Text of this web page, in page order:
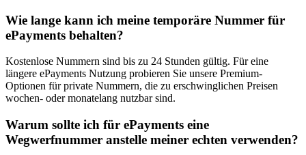
Wie lange kann ich meine temporäre Nummer für
ePayments behalten?
Kostenlose Nummern sind bis zu 24 Stunden gültig. Für eine
längere ePayments Nutzung probieren Sie unsere Premium-
Optionen für private Nummern, die zu erschwinglichen Preisen
wochen- oder monatelang nutzbar sind.
Warum sollte ich für ePayments eine
Wegwerfnummer anstelle meiner echten verwenden?